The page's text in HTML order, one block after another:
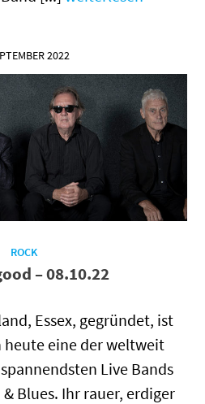
2022
ROCK
– 08.10.22
Essex, gegründet, ist
heute eine der weltweit
Live Bands
Blues. Ihr rauer, erdiger